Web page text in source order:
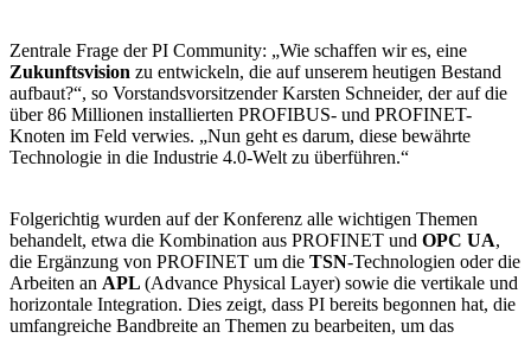
Zentrale Frage der PI Community: „Wie schaffen wir es, eine
Zukunftsvision zu entwickeln, die auf unserem heutigen Bestand
aufbaut?“, so Vorstandsvorsitzender Karsten Schneider, der auf die
über 86 Millionen installierten PROFIBUS- und PROFINET-
Knoten im Feld verwies. „Nun geht es darum, diese bewährte
Technologie in die Industrie 4.0-Welt zu überführen.“
Folgerichtig wurden auf der Konferenz alle wichtigen Themen
behandelt, etwa die Kombination aus PROFINET und OPC UA,
die Ergänzung von PROFINET um die TSN-Technologien oder die
Arbeiten an APL (Advance Physical Layer) sowie die vertikale und
horizontale Integration. Dies zeigt, dass PI bereits begonnen hat, die
umfangreiche Bandbreite an Themen zu bearbeiten, um das